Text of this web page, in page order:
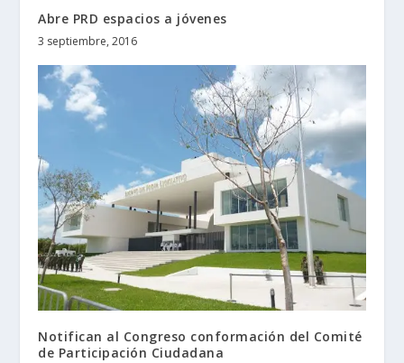
Abre PRD espacios a jóvenes
3 septiembre, 2016
Notifican al Congreso conformación del Comité
de Participación Ciudadana